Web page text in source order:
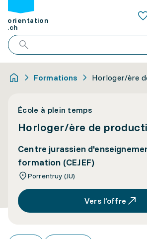
orientation
.ch
Formations Horloger/ère
École à plein temps
Horloger/ère de
Centre jurassien
formation (CEJEF)
Porrentruy (JU)
Vers l’offre